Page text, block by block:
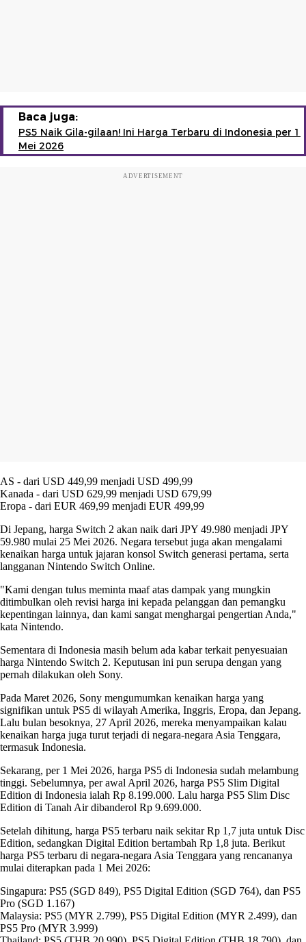
Baca juga:
PS5 Naik Gila-gilaan! Ini Harga Terbaru di Indonesia per 1
Mei 2026
ADVERTISEMENT
AS - dari USD 449,99 menjadi USD 499,99
Kanada - dari USD 629,99 menjadi USD 679,99
Eropa - dari EUR 469,99 menjadi EUR 499,99
Di Jepang, harga Switch 2 akan naik dari JPY 49.980 menjadi JPY
59.980 mulai 25 Mei 2026. Negara tersebut juga akan mengalami
kenaikan harga untuk jajaran konsol Switch generasi pertama, serta
langganan Nintendo Switch Online.
"Kami dengan tulus meminta maaf atas dampak yang mungkin
ditimbulkan oleh revisi harga ini kepada pelanggan dan pemangku
kepentingan lainnya, dan kami sangat menghargai pengertian Anda,"
kata Nintendo.
Sementara di Indonesia masih belum ada kabar terkait penyesuaian
harga Nintendo Switch 2. Keputusan ini pun serupa dengan yang
pernah dilakukan oleh Sony.
Pada Maret 2026, Sony mengumumkan kenaikan harga yang
signifikan untuk PS5 di wilayah Amerika, Inggris, Eropa, dan Jepang.
Lalu bulan besoknya, 27 April 2026, mereka menyampaikan kalau
kenaikan harga juga turut terjadi di negara-negara Asia Tenggara,
termasuk Indonesia.
Sekarang, per 1 Mei 2026, harga PS5 di Indonesia sudah melambung
tinggi. Sebelumnya, per awal April 2026, harga PS5 Slim Digital
Edition di Indonesia ialah Rp 8.199.000. Lalu harga PS5 Slim Disc
Edition di Tanah Air dibanderol Rp 9.699.000.
Setelah dihitung, harga PS5 terbaru naik sekitar Rp 1,7 juta untuk Disc
Edition, sedangkan Digital Edition bertambah Rp 1,8 juta. Berikut
harga PS5 terbaru di negara-negara Asia Tenggara yang rencananya
mulai diterapkan pada 1 Mei 2026:
Singapura: PS5 (SGD 849), PS5 Digital Edition (SGD 764), dan PS5
Pro (SGD 1.167)
Malaysia: PS5 (MYR 2.799), PS5 Digital Edition (MYR 2.499), dan
PS5 Pro (MYR 3.999)